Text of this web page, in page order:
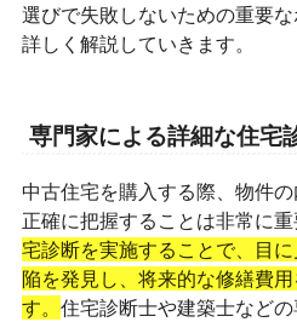
選びで失敗しないための重要
詳しく解説していきます。
専門家による詳細な住宅
中古住宅を購入する際、物件
正確に把握することは非常に重
宅診断を実施することで、目
陥を発見し、将来的な修繕費
す。 住宅診断士や建築士など